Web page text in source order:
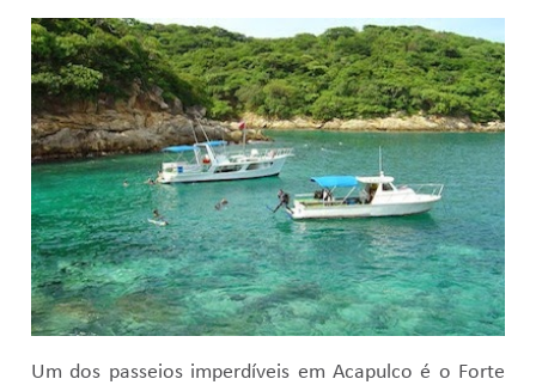
Um dos passeios imperdíveis em Acapulco é o Forte